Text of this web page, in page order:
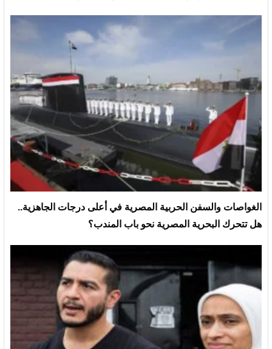
الغواصات والسفن الحربية المصرية في أعلى درجات الجاهزية..
هل تتحرك البحرية المصرية نحو باب المندب؟